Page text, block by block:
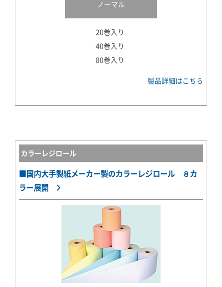
ノーマル
20巻入り
40巻入り
80巻入り
製品詳細はこちら
カラーレジロール
■国内大手製紙メーカー製のカラーレジロール ８カ
ラー展開